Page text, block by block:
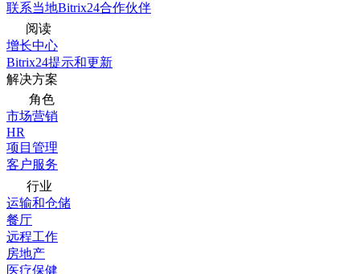
联系当地Bitrix24合作伙伴
阅读
增长中心
Bitrix24提示和更新
解决方案
角色
市场营销
HR
项目管理
客户服务
行业
运输和仓储
餐厅
远程工作
房地产
医疗保健